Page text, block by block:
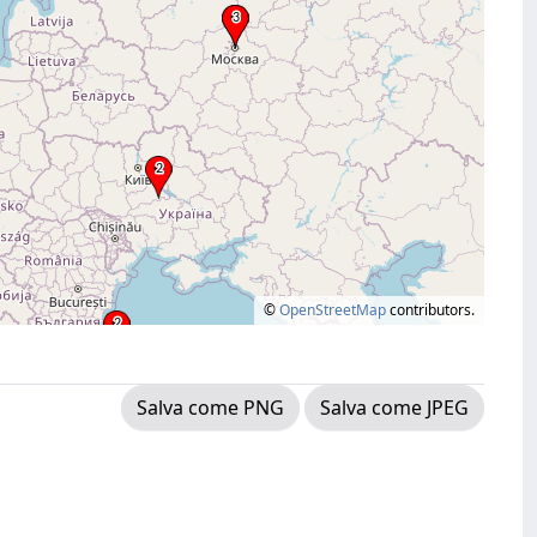
©OpenStreetMapcontributors.
Salva come PNG Salva come JPEG